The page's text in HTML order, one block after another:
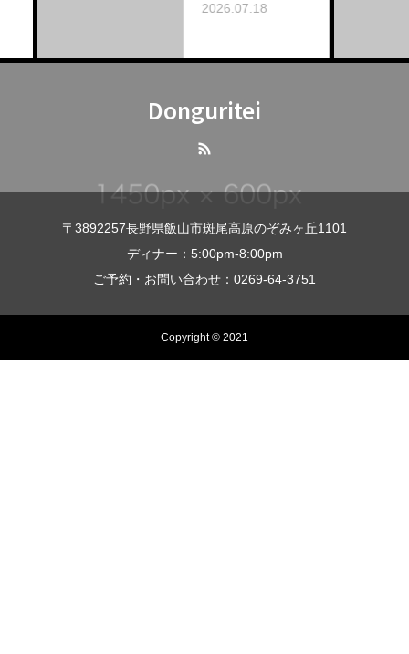
2026.07.18
Donguritei
〒3892257長野県飯山市斑尾高原のぞみヶ丘1101
ディナー：5:00pm-8:00pm
ご予約・お問い合わせ：0269-64-3751
Copyright © 2021